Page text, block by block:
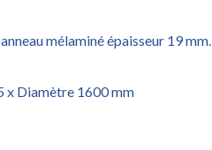
mélaminé épaisseur 19
x Diamètre 1600 mm